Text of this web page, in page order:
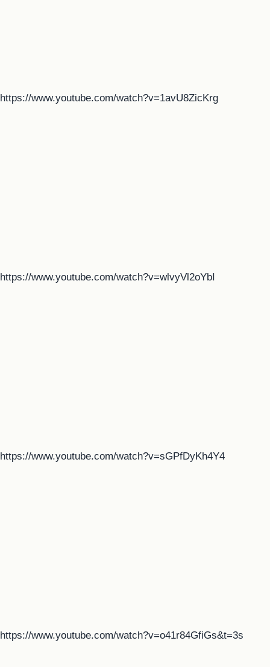
https://www.youtube.com/watch?v=1avU8ZicKrg
https://www.youtube.com/watch?v=wlvyVl2oYbI
https://www.youtube.com/watch?v=sGPfDyKh4Y4
https://www.youtube.com/watch?v=o41r84GfiGs&t=3s